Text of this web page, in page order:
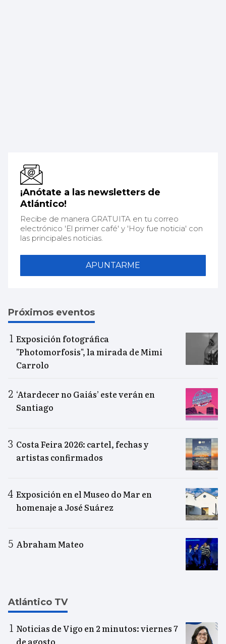
¡Anótate a las newsletters de
Atlántico!
Recibe de manera GRATUITA en tu correo
electrónico 'El primer café' y 'Hoy fue noticia' con
las principales noticias.
APUNTARME
Próximos eventos
Exposición fotográfica
"Photomorfosis", la mirada de Mimi
Carrolo
‘Atardecer no Gaiás’ este verán en
Santiago
Costa Feira 2026: cartel, fechas y
artistas confirmados
Exposición en el Museo do Mar en
homenaje a José Suárez
Abraham Mateo
Atlántico TV
Noticias de Vigo en 2 minutos: viernes 7